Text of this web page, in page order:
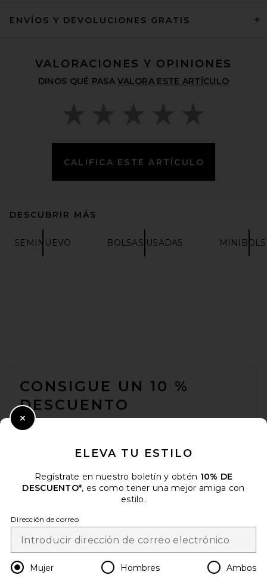
$22,000
Ardennes Birkin 35 Retourne
FWRD Renew Hermes Box
Kelly 25 Handbag in Rouge
ENVÍOS Y DEVOLUCIONES GRATIS
VALORACIONES Y OPINIONES
DINOS QUÉ PASAVALORA ESTE ARTÍCULO
CALIFICA ESTE ARTÍCULO
DESCUBRIR MÁS
SEMINUEVO BOLSAS USADAS
CONSIGUE UN 10 %
DESCUENTO
CUANDO SE SUSCRIBE A NUESTRO BOLETÍN ENVIANDO SU
CUALQUIER MOMENTO. POLÍTICA DE PRIVACIDAD
Change Country Regions
es USD
ELEVA TU ESTILO
Regístrate en nuestro boletín y obtén 10% DE
DESCUENTO*, es como tener una mejor amiga con
estilo.
Dirección de correo
Mujer Hombres Ambos
Close Modal